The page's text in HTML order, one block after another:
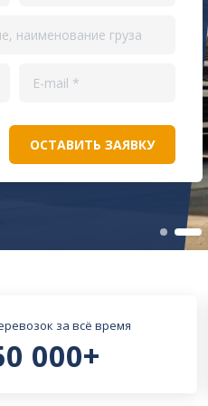
за всё время
000+